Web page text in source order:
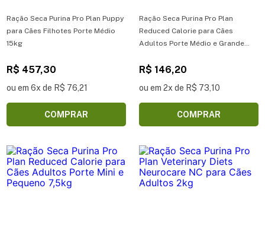
Ração Seca Purina Pro Plan Puppy
para Cães Filhotes Porte Médio
15kg
R$ 457,30
ou em 6x de R$ 76,21
COMPRAR
Ração Seca Purina Pro Plan
Reduced Calorie para Cães
Adultos Porte Médio e Grande
R$ 146,20
ou em 2x de R$ 73,10
COMPRAR